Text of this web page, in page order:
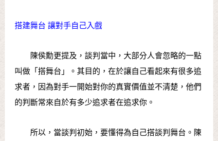
搭建舞台 讓對手自己入戲
陳侯勳更提及，談判當中，大部分人會忽略的一點
叫做「搭舞台」。其目的，在於讓自己看起來有很多追
求者，因為對手一開始對你的真實價值並不清楚，他們
的判斷常來自於有多少追求者在追求你。
所以，當談判初始，要懂得為自己搭談判舞台。陳